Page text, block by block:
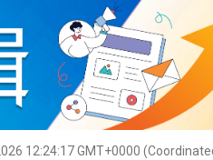
12:24:19 GMT+0000
灼見活動 關於我們